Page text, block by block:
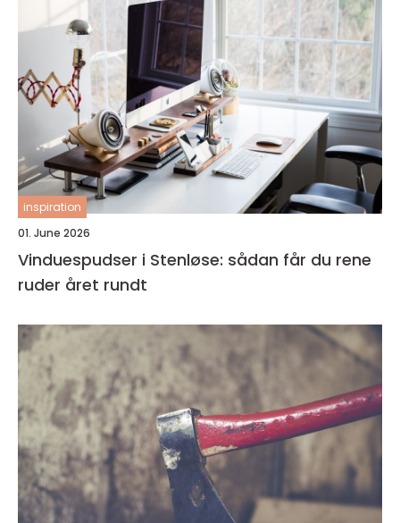
inspiration
01. June 2026
Vinduespudser i Stenløse: sådan får du rene
ruder året rundt